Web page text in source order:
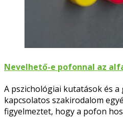
Nevelhető-e pofonnal az
A pszichológiai kutatások és a
kapcsolatos szakirodalom
figyelmeztet, hogy a pofon